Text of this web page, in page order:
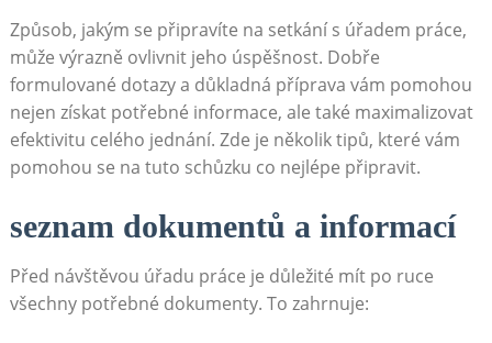
Způsob, jakým se připravíte na setkání s úřadem práce,
může výrazně ovlivnit jeho úspěšnost. Dobře
formulované‌ dotazy a​ důkladná příprava vám pomohou
nejen získat potřebné informace, ale také maximalizovat
efektivitu celého jednání. Zde ‍je několik tipů,​ které‌ vám
pomohou se na tuto schůzku co nejlépe připravit.
seznam dokumentů a informací
Před návštěvou úřadu práce je důležité mít po ruce
všechny​ potřebné dokumenty. To zahrnuje: